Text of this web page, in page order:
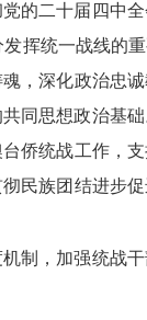
的二十届四中
发挥统一战线的重
魂，深化政治忠
同思想政治基础
侨统战工作，
民族团结进步促
制， 加强统战干